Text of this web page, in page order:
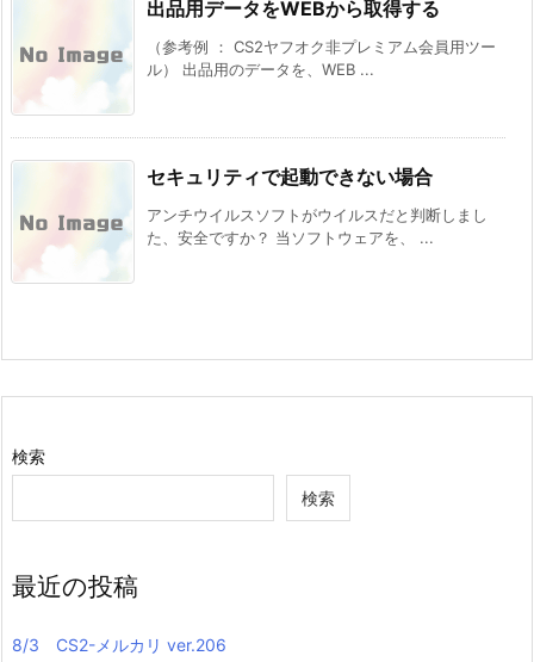
出品用データをWEBから取得する
（参考例 ： CS2ヤフオク非プレミアム会員用ツー
ル） 出品用のデータを、WEB ...
セキュリティで起動できない場合
アンチウイルスソフトがウイルスだと判断しまし
た、安全ですか？ 当ソフトウェアを、 ...
検索
検索
最近の投稿
8/3 CS2-メルカリ ver.206